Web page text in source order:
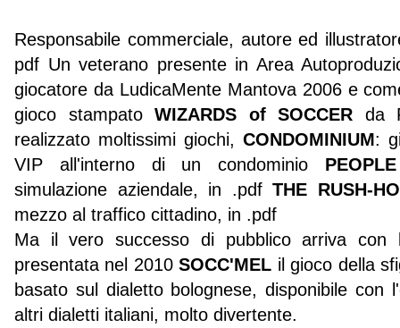
Responsabile commerciale, autore ed
pdf Un veterano presente in Area
giocatore da LudicaMente Mantova 2006 e
gioco stampatoWIZARDS of SOCCER da
realizzato moltissimi giochi, CONDOMINIUM:
VIP all'interno di un condominio
simulazione aziendale, in .pdfTHE RUSH-
mezzo al traffico cittadino, in .pdf
Ma il vero successo di pubblico arriva con
presentata nel 2010SOCC'MEL il gioco della
basato sul dialetto bolognese, disponibile con
altri dialetti italiani, molto divertente.